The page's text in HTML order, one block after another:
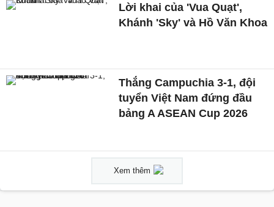
Lời khai của 'Vua Quạt',
Khánh 'Sky' và Hồ Văn Khoa
Thắng Campuchia 3-1, đội
tuyển Việt Nam đứng đầu
bảng A ASEAN Cup 2026
Xem thêm